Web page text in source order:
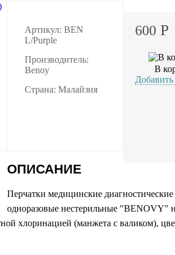
Артикул: BEN
L/Purple
Производитель:
Benoy
Страна: Малайзия
600 Р
В
ОПИСАНИЕ
Перчатки медицинские
одноразовые нестерильные "BENOVY"
хлоринацией (манжета с валиком),